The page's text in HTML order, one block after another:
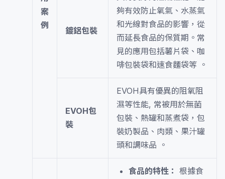
案
例
鍍鋁包裝
夠有效防止氧氣、水蒸氣
和光線對食品的影響，從
而延長食品的保質期。常
見的應用包括薯片袋、咖
啡包裝袋和速食麵袋等 。
EVOH包
裝
EVOH具有優異的阻氧阻
濕等性能, 常被用於無菌
包裝、熱罐和蒸煮袋，包
裝奶製品、肉類、果汁罐
頭和調味品 。
食品的特性： 根據食